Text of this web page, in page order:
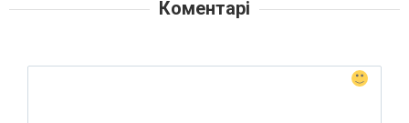
Коментарі